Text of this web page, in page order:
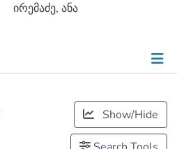
ირემაძე, ანა
Show/Hide